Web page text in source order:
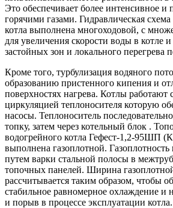
Это обеспечивает более интенсивное
горячими газами. Гидравлическая
котла выполнена многоходовой, с
для увеличения скорости воды в котле
застойных зон и локального перегрева
Кроме того, турбулизация водяного
образованию пристенного кипения и
поверхностях нагрева. Котлы работают
циркуляцией теплоносителя которую
насосы. Теплоноситель
топку, затем через котельный блок .
водогрейного котла Гефест-1,2-
выполнена газоплотной. Газоплотность
путем варки стальной полосы в
топочных панелей. Ширина
рассчитывается таким образом, чтобы
стабильное равномерное охлаждение и
и порыв в процессе эксплуатации котла.